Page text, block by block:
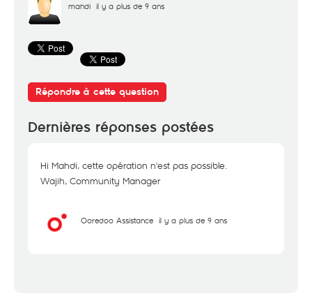
mahdi il y a plus de 9 ans
Répondre à cette question
Dernières réponses postées
Hi Mahdi, cette opération n'est pas possible.
Wajih, Community Manager
Ooredoo Assistance il y a plus de 9 ans